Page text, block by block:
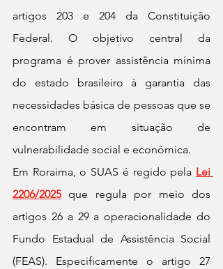
artigos 203 e 204 da Constituição
Federal. O objetivo central da
programa é prover assistência mínima
do estado brasileiro à garantia das
necessidades básica de pessoas que se
encontram em situação de
vulnerabilidade social e econômica.
Em Roraima, o SUAS é regido pela Lei
2206/2025 que regula por meio dos
artigos 26 a 29 a operacionalidade do
Fundo Estadual de Assistência Social
(FEAS). Especificamente o artigo 27